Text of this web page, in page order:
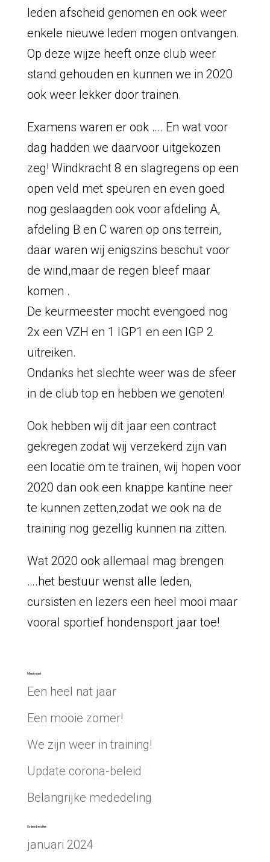
leden afscheid genomen en ook weer
enkele nieuwe leden mogen ontvangen.
Op deze wijze heeft onze club weer
stand gehouden en kunnen we in 2020
ook weer lekker door trainen.
Examens waren er ook …. En wat voor
dag hadden we daarvoor uitgekozen
zeg! Windkracht 8 en slagregens op een
open veld met speuren en even goed
nog geslaagden ook voor afdeling A,
afdeling B en C waren op ons terrein,
daar waren wij enigszins beschut voor
de wind,maar de regen bleef maar
komen .
De keurmeester mocht evengoed nog
2x een VZH en 1 IGP1 en een IGP 2
uitreiken.
Ondanks het slechte weer was de sfeer
in de club top en hebben we genoten!
Ook hebben wij dit jaar een contract
gekregen zodat wij verzekerd zijn van
een locatie om te trainen, wij hopen voor
2020 dan ook een knappe kantine neer
te kunnen zetten,zodat we ook na de
training nog gezellig kunnen na zitten.
Wat 2020 ook allemaal mag brengen
….het bestuur wenst alle leden,
cursisten en lezers een heel mooi maar
vooral sportief hondensport jaar toe!
Meest recent
Een heel nat jaar
Een mooie zomer!
We zijn weer in training!
Update corona-beleid
Belangrijke mededeling
Oudere berichten
januari 2024